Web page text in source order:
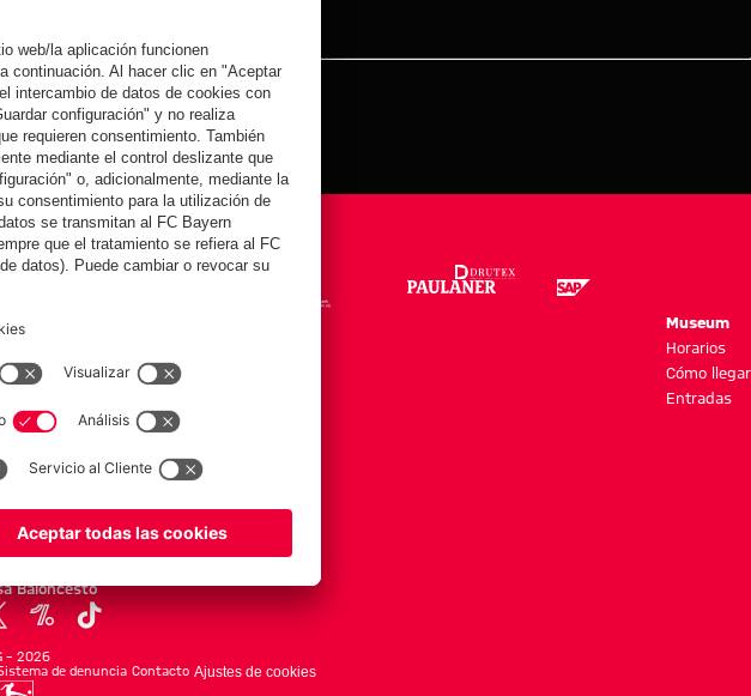
Moda
Nuevo
Museum
Horarios
Cómo llegar
Entradas
Baloncesto
– 2026
de denuncia Contacto Ajustes de cookies